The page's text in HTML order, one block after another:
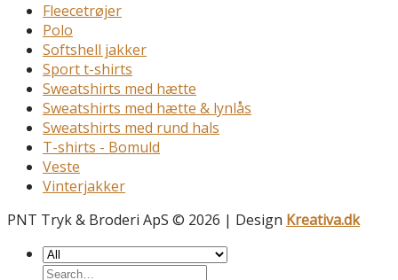
Fleecetrøjer
Polo
Softshell jakker
Sport t-shirts
Sweatshirts med hætte
Sweatshirts med hætte & lynlås
Sweatshirts med rund hals
T-shirts - Bomuld
Veste
Vinterjakker
PNT Tryk & Broderi ApS © 2026 | Design Kreativa.dk